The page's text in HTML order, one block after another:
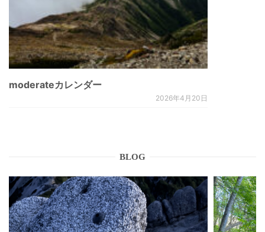
moderateカレンダー
2026年4月20日
BLOG